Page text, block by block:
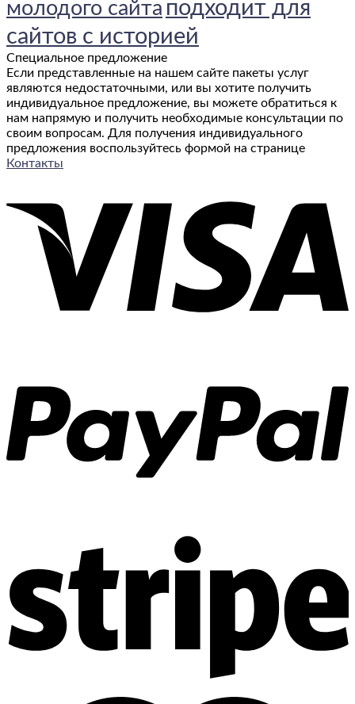
стран
для
отпусков
с
удочкой
молодого сайта подходит для
сайтов с историей
Специальное предложение
Если представленные на нашем сайте пакеты услуг
являются недостаточными, или вы хотите получить
индивидуальное предложение, вы можете обратиться к
нам напрямую и получить необходимые консультации по
своим вопросам. Для получения индивидуального
предложения воспользуйтесь формой на странице
Контакты